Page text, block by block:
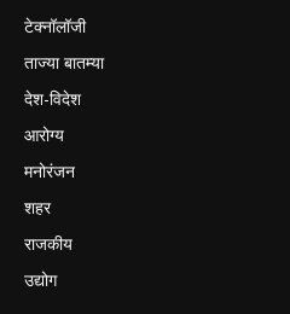
टेक्नॉलॉजी
ताज्या बातम्या
देश-विदेश
आरोग्य
मनोरंजन
शहर
राजकीय
उद्योग